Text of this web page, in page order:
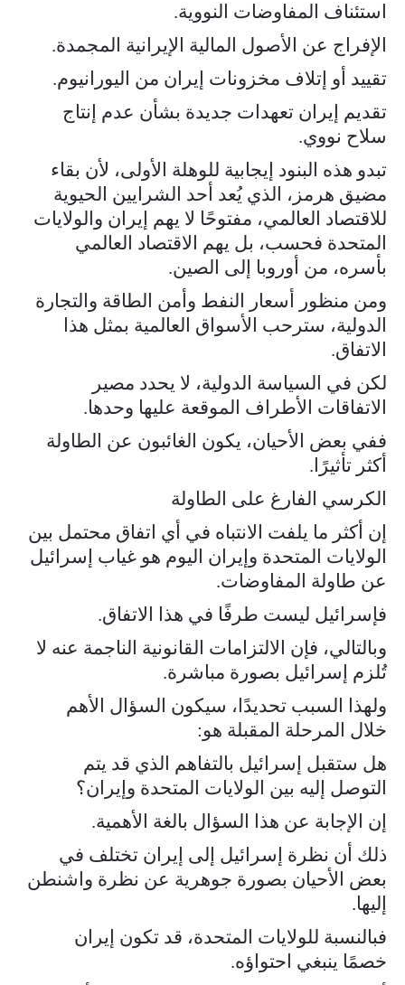
استئناف المفاوضات النووية.
الإفراج عن الأصول المالية الإيرانية المجمدة.
تقييد أو إتلاف مخزونات إيران من اليورانيوم.
تقديم إيران تعهدات جديدة بشأن عدم إنتاج
سلاح نووي.
تبدو هذه البنود إيجابية للوهلة الأولى، لأن بقاء
مضيق هرمز، الذي يُعد أحد الشرايين الحيوية
للاقتصاد العالمي، مفتوحًا لا يهم إيران والولايات
المتحدة فحسب، بل يهم الاقتصاد العالمي
بأسره، من أوروبا إلى الصين.
ومن منظور أسعار النفط وأمن الطاقة والتجارة
الدولية، سترحب الأسواق العالمية بمثل هذا
الاتفاق.
لكن في السياسة الدولية، لا يحدد مصير
الاتفاقات الأطراف الموقعة عليها وحدها.
ففي بعض الأحيان، يكون الغائبون عن الطاولة
أكثر تأثيرًا.
الكرسي الفارغ على الطاولة
إن أكثر ما يلفت الانتباه في أي اتفاق محتمل بين
الولايات المتحدة وإيران اليوم هو غياب إسرائيل
عن طاولة المفاوضات.
فإسرائيل ليست طرفًا في هذا الاتفاق.
وبالتالي، فإن الالتزامات القانونية الناجمة عنه لا
تُلزم إسرائيل بصورة مباشرة.
ولهذا السبب تحديدًا، سيكون السؤال الأهم
خلال المرحلة المقبلة هو:
هل ستقبل إسرائيل بالتفاهم الذي قد يتم
التوصل إليه بين الولايات المتحدة وإيران؟
إن الإجابة عن هذا السؤال بالغة الأهمية.
ذلك أن نظرة إسرائيل إلى إيران تختلف في
بعض الأحيان بصورة جوهرية عن نظرة واشنطن
إليها.
فبالنسبة للولايات المتحدة، قد تكون إيران
خصمًا ينبغي احتواؤه.